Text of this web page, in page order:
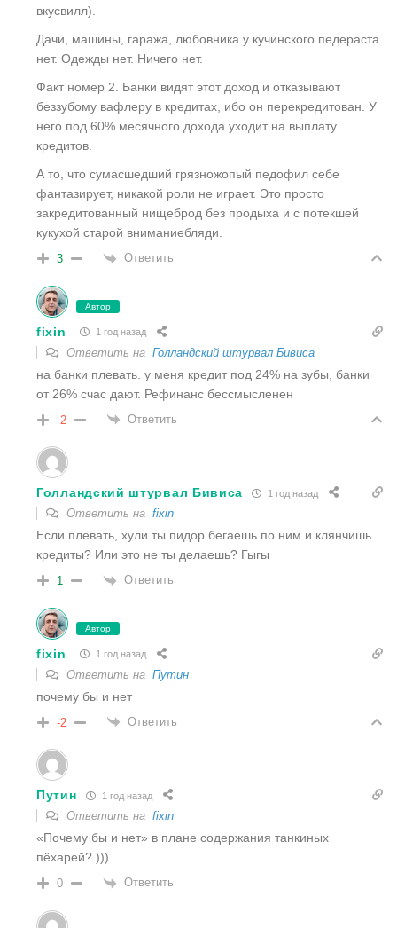
вкусвилл).
Дачи, машины, гаража, любовника у кучинского педераста
нет. Одежды нет. Ничего нет.
Факт номер 2. Банки видят этот доход и отказывают
беззубому вафлеру в кредитах, ибо он перекредитован. У
него под 60% месячного дохода уходит на выплату
кредитов.
А то, что сумасшедший грязножопый педофил себе
фантазирует, никакой роли не играет. Это просто
закредитованный нищеброд без продыха и с потекшей
кукухой старой вниманиебляди.
3 Ответить
Автор
fixin 1 год назад
Ответить на Голландский штурвал Бивиса
на банки плевать. у меня кредит под 24% на зубы, банки
от 26% счас дают. Рефинанс бессмысленен
-2 Ответить
Голландский штурвал Бивиса 1 год назад
Ответить на fixin
Если плевать, хули ты пидор бегаешь по ним и клянчишь
кредиты? Или это не ты делаешь? Гыгы
1 Ответить
Автор
fixin 1 год назад
Ответить на Путин
почему бы и нет
-2 Ответить
Путин 1 год назад
Ответить на fixin
«Почему бы и нет» в плане содержания танкиных
пёхарей? )))
0 Ответить